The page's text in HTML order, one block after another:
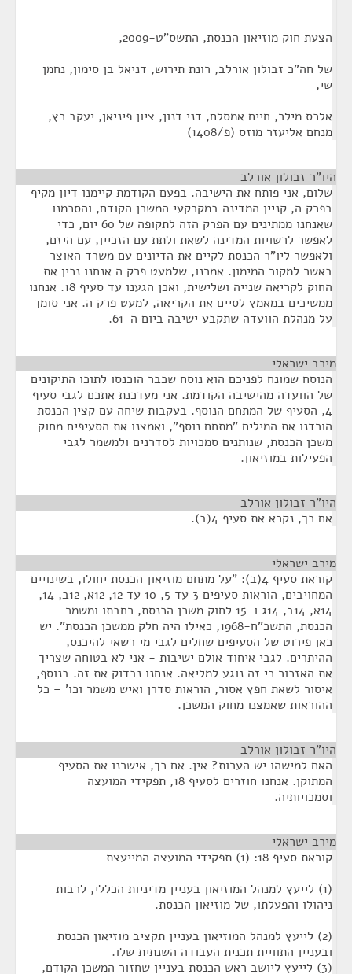
הצעת חוק מוזיאון הכנסת, התשס"ט-2009,
של חה"כ זבולון אורלב, רונת תירוש, דניאל בן סימון, נחמן
שי,
אלכס מילר, חיים אמסלם, דני דנון, ציון פיניאן, יעקב כץ,
מנחם אליעזר מוזס (פ/1408)
היו"ר זבולון אורלב
שלום, אני פותח את הישיבה. בפעם הקודמת קיימנו דיון מקיף
בפרק ה, קניין המדינה במקרקעי המשכן הקודם, והסכמנו
שאנחנו ממתינים עם הפרק הזה לתקופה של 60 יום, כדי
לאפשר לרשויות המדינה לשאת ולתת עם הזכיין, עם היזם,
ולאפשר ליו"ר הכנסת לקיים את הדיונים עם משרד האוצר
באשר למקור המימון. אמרנו, שלמעט פרק ה אנחנו נכין את
החוק לקריאה שנייה ושלישית, ואכן הגענו עד סעיף 18. אנחנו
ממשיכים במאמץ לסיים את הקריאה, למעט פרק ה. אני סומך
על מנהלת הוועדה שתקבע ישיבה ביום ה-61.
מירב ישראלי
הנוסח שמונח לפניכם הוא נוסח שכבר הוכנסו לתוכו התיקונים
של הוועדה מהישיבה הקודמת. אני מעדכנת אתכם לגבי סעיף
4, הסעיף של המתחם הנוסף. בעקבות שיחה עם קצין הכנסת
הורדנו את המילים "מתחם נוסף", ואמצנו את הסעיפים מחוק
משכן הכנסת, שנותנים סמכויות לסדרנים ולמשמר לגבי
הפעילות במוזיאון.
היו"ר זבולון אורלב
אם כך, נקרא את סעיף 4(ב).
מירב ישראלי
קוראת סעיף 4(ב): "על מתחם מוזיאון הכנסת יחולו, בשינויים
המחויבים, הוראות סעיפים 3 עד 5, 10 עד 12, 12א, 12ב, 14,
14א, 14ב, 14ג ו-15 לחוק משכן הכנסת, רחבתו ומשמר
הכנסת, התשכ"ח-1968, כאילו היה חלק ממשכן הכנסת". יש
כאן פירוט של הסעיפים שחלים לגבי מי רשאי להיכנס,
ההיתרים. לגבי איחוד אולם ישיבות - אני לא בטוחה שצריך
את האזכור כי זה נוגע למליאה. אנחנו נבדוק את זה. בנוסף,
איסור לשאת חפץ אסור, הוראות סדרן ואיש משמר וכו' – כל
ההוראות שאמצנו מחוק המשכן.
היו"ר זבולון אורלב
האם למישהו יש הערות? אין. אם כך, אישרנו את הסעיף
המתוקן. אנחנו חוזרים לסעיף 18, תפקידי המועצה
וסמכויותיה.
מירב ישראלי
קוראת סעיף 18: (1) תפקידי המועצה המייעצת –
(1) לייעץ למנהל המוזיאון בעניין מדיניות הכללי, לרבות
ניהולו והפעלתו, של מוזיאון הכנסת.
(2) לייעץ למנהל המוזיאון בעניין תקציב מוזיאון הכנסת
ובעניין התוויית תכנית העבודה השנתית שלו.
(3) לייעץ ליושב ראש הכנסת בעניין שחזור המשכן הקודם,